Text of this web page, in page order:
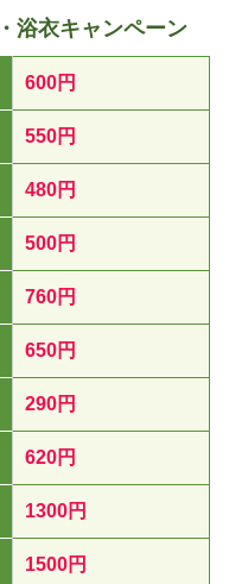
浴衣キャンペーン
600円
550円
480円
500円
760円
650円
290円
620円
1300円
1500円